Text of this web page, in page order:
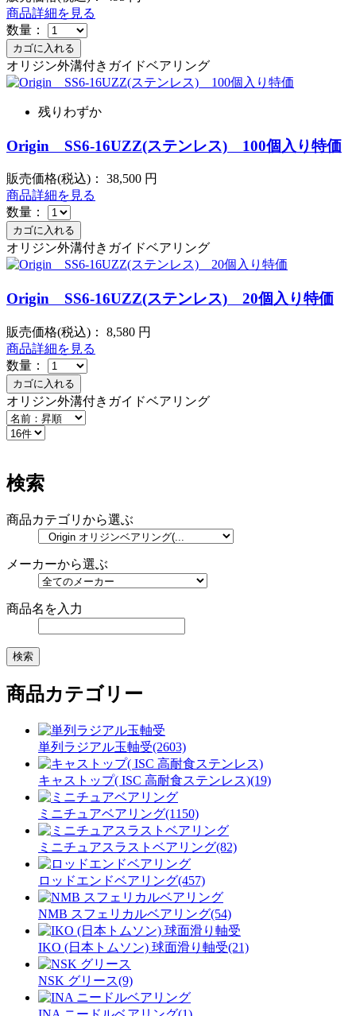
商品詳細を見る
数量：
オリジン外溝付きガイドベアリング
残りわずか
Origin SS6-16UZZ(ステンレス) 100個入り特価
販売価格(税込)： 38,500 円
商品詳細を見る
数量：
オリジン外溝付きガイドベアリング
Origin SS6-16UZZ(ステンレス) 20個入り特価
販売価格(税込)： 8,580 円
商品詳細を見る
数量：
オリジン外溝付きガイドベアリング
検索
商品カテゴリから選ぶ
メーカーから選ぶ
商品名を入力
商品カテゴリー
単列ラジアル玉軸受(2603)
キャストップ( ISC 高耐食ステンレス)(19)
ミニチュアベアリング(1150)
ミニチュアスラストベアリング(82)
ロッドエンドベアリング(457)
NMB スフェリカルベアリング(54)
IKO (日本トムソン) 球面滑り軸受(21)
NSK グリース(9)